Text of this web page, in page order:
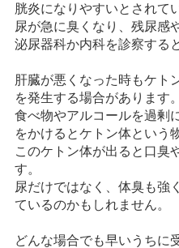
胱炎になりやすいとされて
尿が急に臭くなり、残尿感
泌尿器科か内科を診察する
肝臓が悪くなった時もケト
を発生する場合があります。
食べ物やアルコールを過剰
をかけるとケトン体という
このケトン体が出ると口臭
す。
尿だけではなく、体臭も強
ているのかもしれません。
どんな場合でも早いうちに